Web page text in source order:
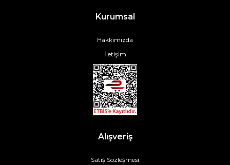
Kurumsal
Hakkımızda
İletişim
Alışveriş
Satış Sözleşmesi